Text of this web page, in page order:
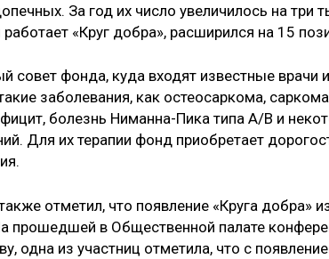
За год их число увеличилось на три
«Круг добра», расширился на 15
совет фонда, куда входят известные врачи
заболевания, как остеосаркома,
болезнь Ниманна-Пика типа А/В и
Для их терапии фонд приобретает
отметил, что появление «Круга добра»
прошедшей в Общественной палате
одна из участниц отметила, что с